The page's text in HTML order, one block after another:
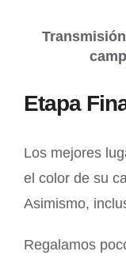
Etapa
Los mejores
el color de su
Asimismo,
Regalamos